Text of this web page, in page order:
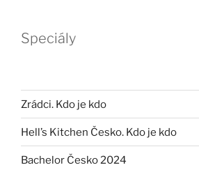
Speciály
Zrádci. Kdo je kdo
Hell’s Kitchen Česko. Kdo je kdo
Bachelor Česko 2024